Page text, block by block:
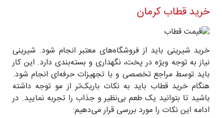
خرید قطاب کرمان
خرید شیرینی باید از فروشگاه‌های معتبر انجام شود. شیرینی
نیاز به توجه ویژه در پخت، نگهداری و بسته‌بندی دارد. این کار
باید توسط مراجع تخصصی و با تجهیزات حرفه‌ای انجام شود.
هنگام خرید قطاب باید به نکات باریک‌تر از مو توجه داشته
باشید تا بتوانید یک طعم بی‌نظیر و جذاب را تجربه نمایید. در
ادامه این نکات را مورد بررسی قرار می‌دهیم: